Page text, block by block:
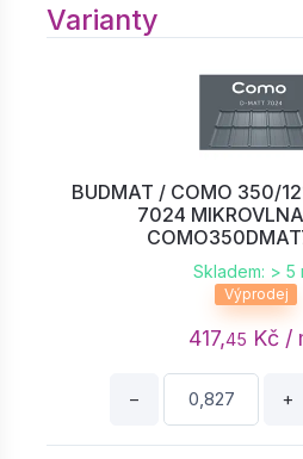
Varianty
BUDMAT / COMO 350/
7024
Skladem: > 5
Výprodej
417,45 Kč /
− +